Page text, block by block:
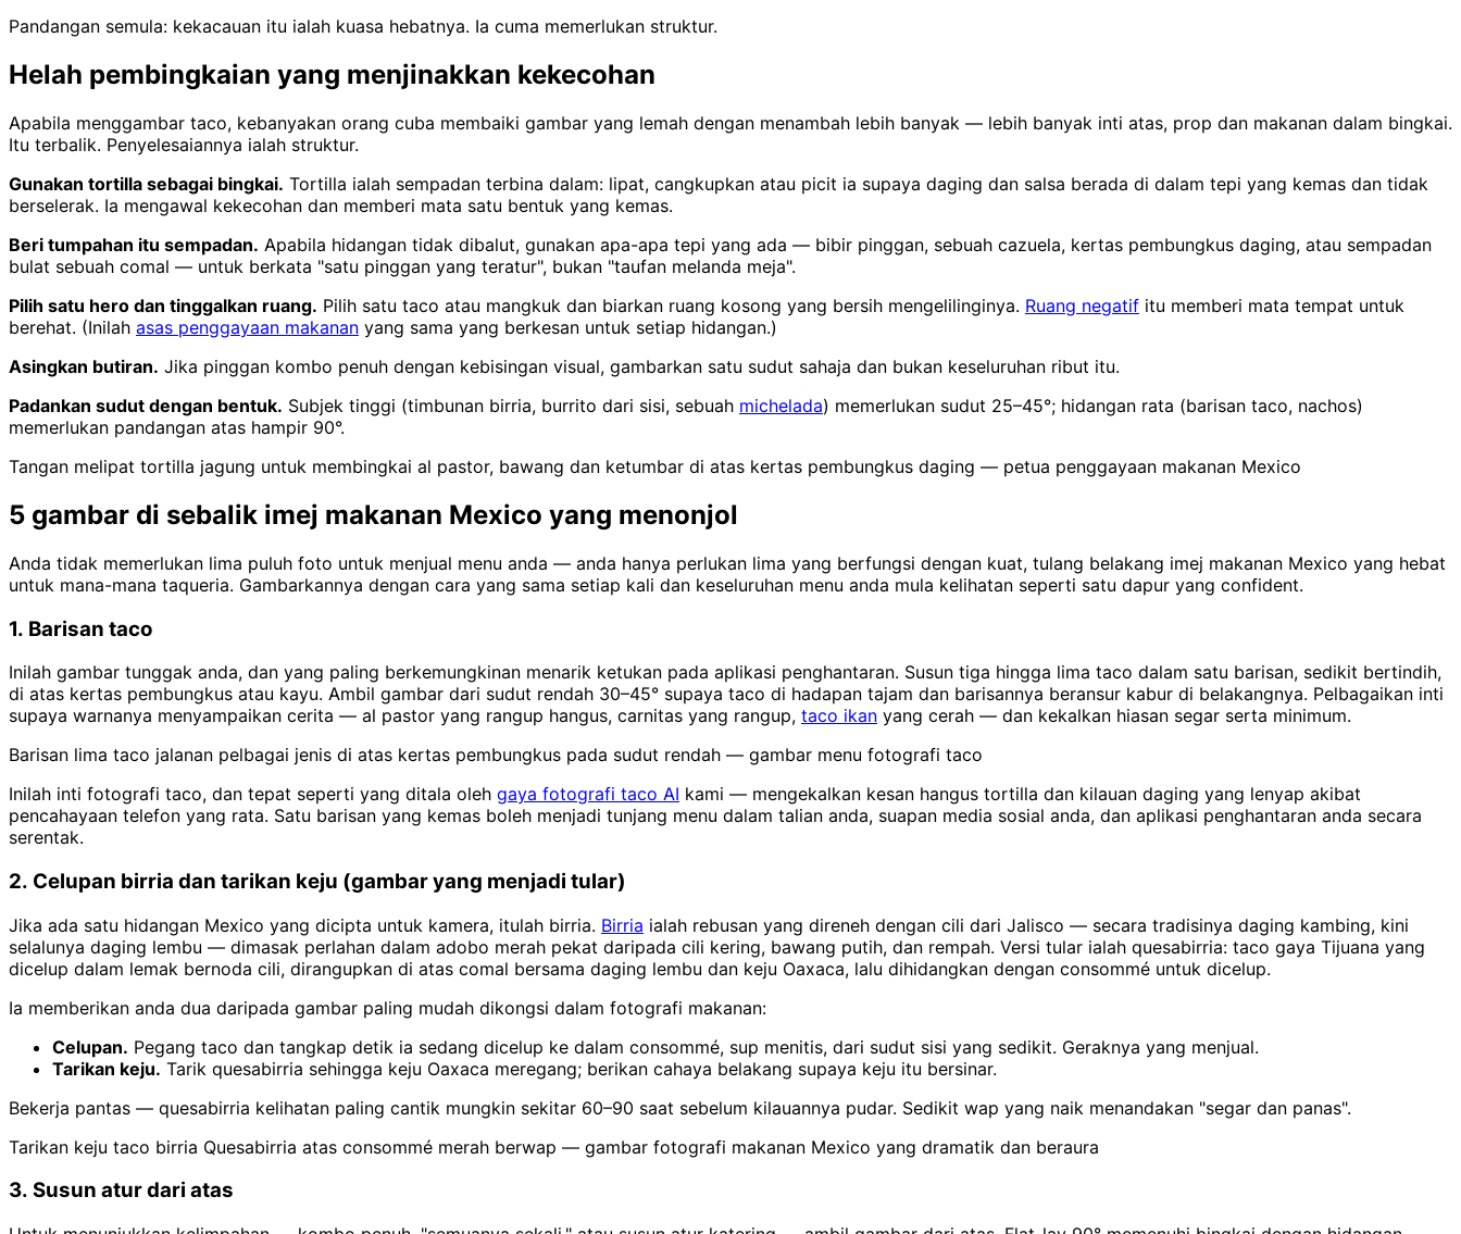
Pandangan semula: kekacauan itu ialah kuasa hebatnya. Ia cuma memerlukan struktur.
Helah pembingkaian yang menjinakkan kekecohan
Apabila menggambar taco, kebanyakan orang cuba membaiki gambar yang lemah dengan menambah lebih banyak — lebih banyak inti atas, prop dan makanan dalam bingkai.
Itu terbalik. Penyelesaiannya ialah struktur.
Gunakan tortilla sebagai bingkai. Tortilla ialah sempadan terbina dalam: lipat, cangkupkan atau picit ia supaya daging dan salsa berada di dalam tepi yang kemas dan tidak
berselerak. Ia mengawal kekecohan dan memberi mata satu bentuk yang kemas.
Beri tumpahan itu sempadan. Apabila hidangan tidak dibalut, gunakan apa-apa tepi yang ada — bibir pinggan, sebuah cazuela, kertas pembungkus daging, atau sempadan
bulat sebuah comal — untuk berkata "satu pinggan yang teratur", bukan "taufan melanda meja".
Pilih satu hero dan tinggalkan ruang. Pilih satu taco atau mangkuk dan biarkan ruang kosong yang bersih mengelilinginya. Ruang negatif itu memberi mata tempat untuk
berehat. (Inilah asas penggayaan makanan yang sama yang berkesan untuk setiap hidangan.)
Asingkan butiran. Jika pinggan kombo penuh dengan kebisingan visual, gambarkan satu sudut sahaja dan bukan keseluruhan ribut itu.
Padankan sudut dengan bentuk. Subjek tinggi (timbunan birria, burrito dari sisi, sebuah michelada) memerlukan sudut 25–45°; hidangan rata (barisan taco, nachos)
memerlukan pandangan atas hampir 90°.
Tangan melipat tortilla jagung untuk membingkai al pastor, bawang dan ketumbar di atas kertas pembungkus daging — petua penggayaan makanan Mexico
5 gambar di sebalik imej makanan Mexico yang menonjol
Anda tidak memerlukan lima puluh foto untuk menjual menu anda — anda hanya perlukan lima yang berfungsi dengan kuat, tulang belakang imej makanan Mexico yang hebat
untuk mana-mana taqueria. Gambarkannya dengan cara yang sama setiap kali dan keseluruhan menu anda mula kelihatan seperti satu dapur yang confident.
1. Barisan taco
Inilah gambar tunggak anda, dan yang paling berkemungkinan menarik ketukan pada aplikasi penghantaran. Susun tiga hingga lima taco dalam satu barisan, sedikit bertindih,
di atas kertas pembungkus atau kayu. Ambil gambar dari sudut rendah 30–45° supaya taco di hadapan tajam dan barisannya beransur kabur di belakangnya. Pelbagaikan inti
supaya warnanya menyampaikan cerita — al pastor yang rangup hangus, carnitas yang rangup, taco ikan yang cerah — dan kekalkan hiasan segar serta minimum.
Barisan lima taco jalanan pelbagai jenis di atas kertas pembungkus pada sudut rendah — gambar menu fotografi taco
Inilah inti fotografi taco, dan tepat seperti yang ditala oleh gaya fotografi taco AI kami — mengekalkan kesan hangus tortilla dan kilauan daging yang lenyap akibat
pencahayaan telefon yang rata. Satu barisan yang kemas boleh menjadi tunjang menu dalam talian anda, suapan media sosial anda, dan aplikasi penghantaran anda secara
serentak.
2. Celupan birria dan tarikan keju (gambar yang menjadi tular)
Jika ada satu hidangan Mexico yang dicipta untuk kamera, itulah birria. Birria ialah rebusan yang direneh dengan cili dari Jalisco — secara tradisinya daging kambing, kini
selalunya daging lembu — dimasak perlahan dalam adobo merah pekat daripada cili kering, bawang putih, dan rempah. Versi tular ialah quesabirria: taco gaya Tijuana yang
dicelup dalam lemak bernoda cili, dirangupkan di atas comal bersama daging lembu dan keju Oaxaca, lalu dihidangkan dengan consommé untuk dicelup.
Ia memberikan anda dua daripada gambar paling mudah dikongsi dalam fotografi makanan:
Celupan. Pegang taco dan tangkap detik ia sedang dicelup ke dalam consommé, sup menitis, dari sudut sisi yang sedikit. Geraknya yang menjual.
Tarikan keju. Tarik quesabirria sehingga keju Oaxaca meregang; berikan cahaya belakang supaya keju itu bersinar.
Bekerja pantas — quesabirria kelihatan paling cantik mungkin sekitar 60–90 saat sebelum kilauannya pudar. Sedikit wap yang naik menandakan "segar dan panas".
Tarikan keju taco birria Quesabirria atas consommé merah berwap — gambar fotografi makanan Mexico yang dramatik dan beraura
3. Susun atur dari atas